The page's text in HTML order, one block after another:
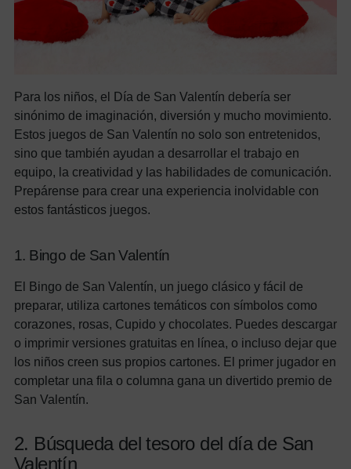
Para los niños, el Día de San Valentín debería ser
sinónimo de imaginación, diversión y mucho movimiento.
Estos juegos de San Valentín no solo son entretenidos,
sino que también ayudan a desarrollar el trabajo en
equipo, la creatividad y las habilidades de comunicación.
Prepárense para crear una experiencia inolvidable con
estos fantásticos juegos.
1. Bingo de San Valentín
El Bingo de San Valentín, un juego clásico y fácil de
preparar, utiliza cartones temáticos con símbolos como
corazones, rosas, Cupido y chocolates. Puedes descargar
o imprimir versiones gratuitas en línea, o incluso dejar que
los niños creen sus propios cartones. El primer jugador en
completar una fila o columna gana un divertido premio de
San Valentín.
2. Búsqueda del tesoro del día de San
Valentín